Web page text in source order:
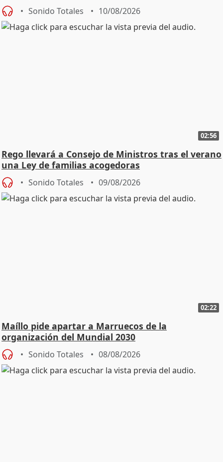
Sonido Totales 10/08/2026
02:56
Rego llevará a Consejo de Ministros tras el verano
una Ley de familias acogedoras
Sonido Totales 09/08/2026
02:22
Maíllo pide apartar a Marruecos de la
organización del Mundial 2030
Sonido Totales 08/08/2026